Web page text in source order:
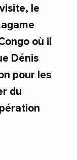
le
où il
Dénis
pour les
du